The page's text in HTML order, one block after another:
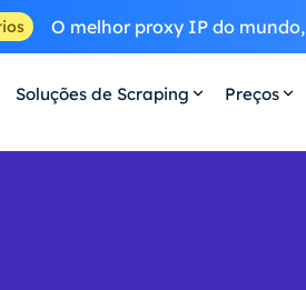
O melhor proxy IP do mundo,
Soluções de Scraping Preços